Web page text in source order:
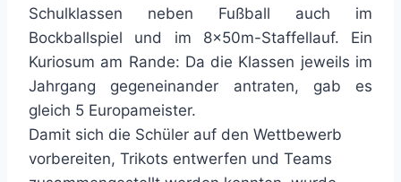
Schulklassen neben Fußball auch im
Bockballspiel und im 8x50m-Staffellauf. Ein
Kuriosum am Rande: Da die Klassen jeweils im
Jahrgang gegeneinander antraten, gab es
gleich 5 Europameister.
Damit sich die Schüler auf den Wettbewerb
vorbereiten, Trikots entwerfen und Teams